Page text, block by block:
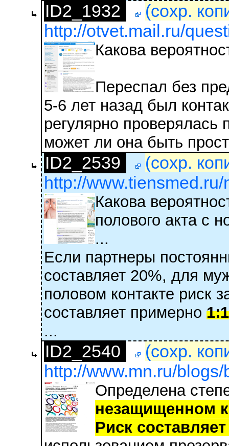
ID2_1932
(сохр.
http://otvet.mail.ru/
Какова
Переспал без
5-6 лет назад был
регулярно проверялась
может ли она быть
ID2_2539
(сохр.
http://
Какова
полового акта с
...
Если партнеры
составляет 20%, для
половом контакте риск
составляет примерно
...
ID2_2540
(сохр.
http://www.mn.ru/
Определена
незащищенном
Риск